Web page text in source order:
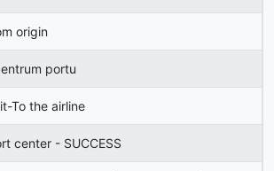
origin
portu
To the airline
center - SUCCESS